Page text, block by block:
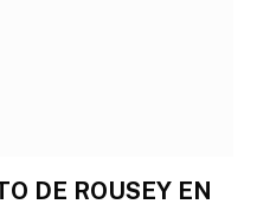
DE ROUSEY EN